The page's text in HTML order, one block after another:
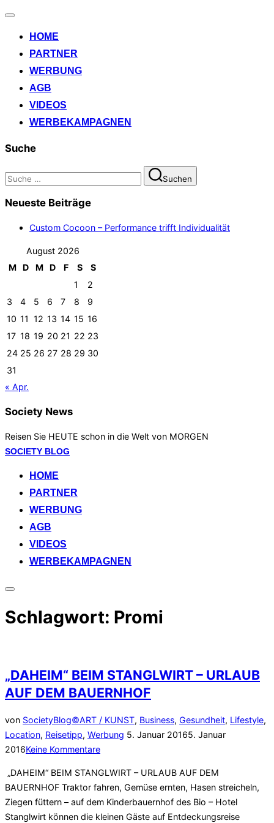
Navigation
HOME
PARTNER
WERBUNG
AGB
VIDEOS
WERBEKAMPAGNEN
Suche
Suchen
nach:
Suchen
Neueste Beiträge
Custom Cocoon – Performance trifft Individualität
August 2026
M
D M D F S
S
1
2
3
4 5 6 7 8
9
10 11 12 13 14 15 16
17 18 19 20 21 22 23
24 25 26 27 28 29 30
31
« Apr.
Society News
Reisen Sie HEUTE schon in die Welt von MORGEN
Zum
springen
SOCIETY BLOG
HOME
PARTNER
WERBUNG
AGB
VIDEOS
WERBEKAMPAGNEN
Seitenleiste
Navigation
umschalten
Schlagwort: Promi
„DAHEIM“ BEIM STANGLWIRT – URLAUB
AUF DEM BAUERNHOF
von SocietyBlog©ART / KUNST, Business, Gesundheit, Lifestyle,
Location, Reisetipp, Werbung Veröffentlicht
5. Januar 20165. Januar
2016Keine Kommentare
„DAHEIM“ BEIM STANGLWIRT – URLAUB AUF DEM
BAUERNHOF Traktor fahren, Gemüse ernten, Hasen streicheln,
Ziegen füttern – auf dem Kinderbauernhof des Bio – Hotel
Stanglwirt können die kleinen Gäste auf Entdeckungsreise